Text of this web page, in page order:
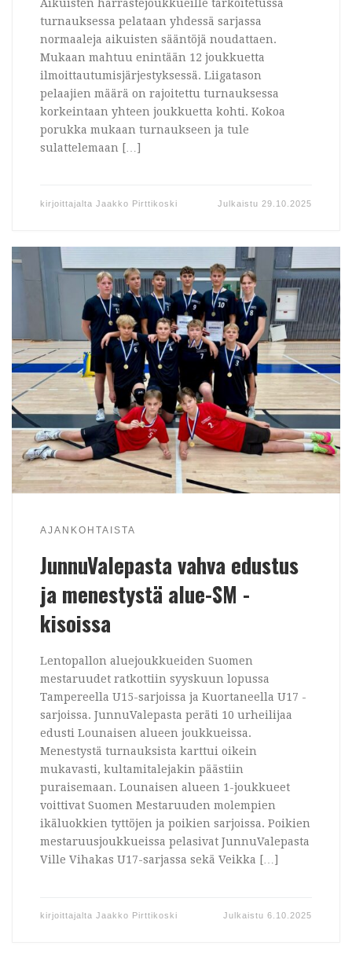
Aikuisten harrastejoukkueille tarkoitetussa
turnauksessa pelataan yhdessä sarjassa
normaaleja aikuisten sääntöjä noudattaen.
Mukaan mahtuu enintään 12 joukkuetta
ilmoittautumisjärjestyksessä. Liigatason
pelaajien määrä on rajoitettu turnauksessa
korkeintaan yhteen joukkuetta kohti. Kokoa
porukka mukaan turnaukseen ja tule
sulattelemaan […]
kirjoittajalta Jaakko Pirttikoski Julkaistu 29.10.2025
AJANKOHTAISTA
JunnuValepasta vahva edustus
ja menestystä alue-SM -
kisoissa
Lentopallon aluejoukkueiden Suomen
mestaruudet ratkottiin syyskuun lopussa
Tampereella U15-sarjoissa ja Kuortaneella U17 -
sarjoissa. JunnuValepasta peräti 10 urheilijaa
edusti Lounaisen alueen joukkueissa.
Menestystä turnauksista karttui oikein
mukavasti, kultamitalejakin päästiin
puraisemaan. Lounaisen alueen 1-joukkueet
voittivat Suomen Mestaruuden molempien
ikäluokkien tyttöjen ja poikien sarjoissa. Poikien
mestaruusjoukkueissa pelasivat JunnuValepasta
Ville Vihakas U17-sarjassa sekä Veikka […]
kirjoittajalta Jaakko Pirttikoski Julkaistu6.10.2025